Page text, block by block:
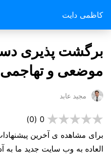
کاظمی دایت
برگشت پذیری
موضعی و تهاجمی
مجید عابد
0
(0)
برای مشاهده ی آخرین
العاده به وب سایت جدید ما به